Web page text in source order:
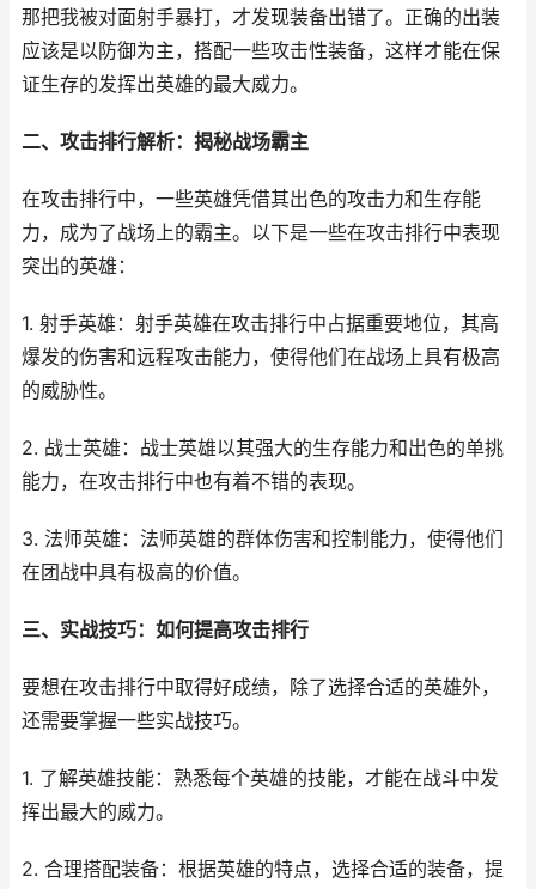
那把我被对面射手暴打，才发现装备出错了。正确的出装
应该是以防御为主，搭配一些攻击性装备，这样才能在保
证生存的发挥出英雄的最大威力。
二、攻击排行解析：揭秘战场霸主
在攻击排行中，一些英雄凭借其出色的攻击力和生存能
力，成为了战场上的霸主。以下是一些在攻击排行中表现
突出的英雄：
1. 射手英雄：射手英雄在攻击排行中占据重要地位，其高
爆发的伤害和远程攻击能力，使得他们在战场上具有极高
的威胁性。
2. 战士英雄：战士英雄以其强大的生存能力和出色的单挑
能力，在攻击排行中也有着不错的表现。
3. 法师英雄：法师英雄的群体伤害和控制能力，使得他们
在团战中具有极高的价值。
三、实战技巧：如何提高攻击排行
要想在攻击排行中取得好成绩，除了选择合适的英雄外，
还需要掌握一些实战技巧。
1. 了解英雄技能：熟悉每个英雄的技能，才能在战斗中发
挥出最大的威力。
2. 合理搭配装备：根据英雄的特点，选择合适的装备，提